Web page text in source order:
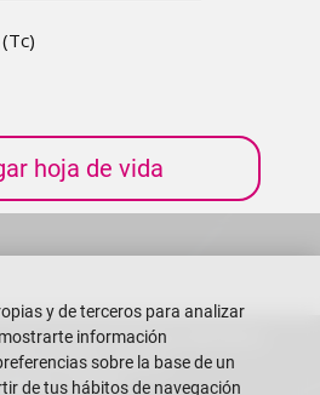
hoja de vida
Superior Politécnica del Litoral
Gustavo Galindo
- Ecuador
y de terceros para analizar
información
sobre la base de un
de tus hábitos de navegación